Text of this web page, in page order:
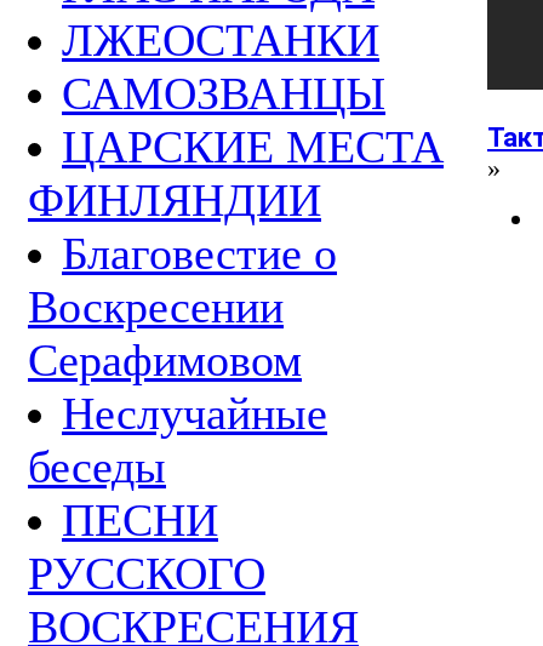
ЛЖЕОСТАНКИ
САМОЗВАНЦЫ
ЦАРСКИЕ МЕСТА
ФИНЛЯНДИИ
Благовестие о
Воскресении
Серафимовом
Неслучайные
беседы
ПЕСНИ
РУССКОГО
ВОСКРЕСЕНИЯ
»